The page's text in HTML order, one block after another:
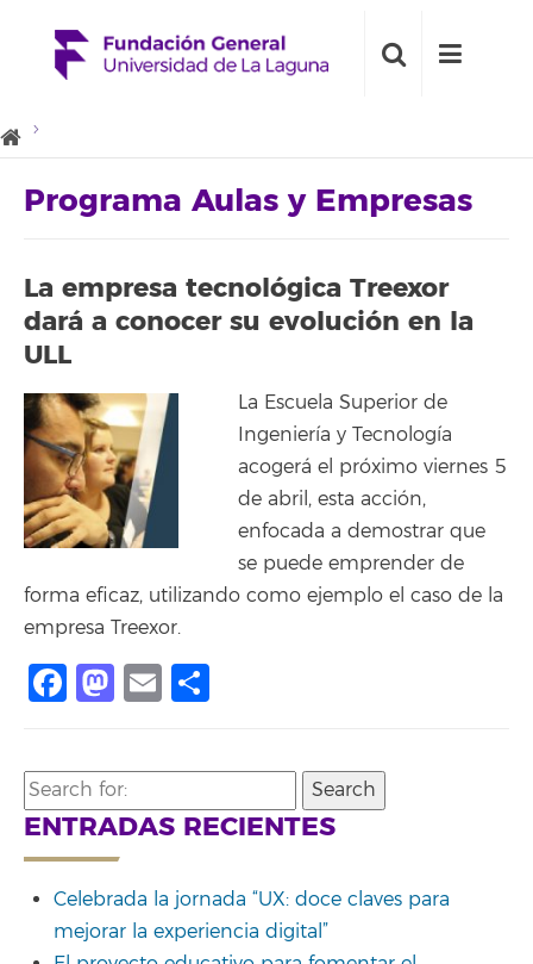
Programa Aulas y Empresas
La empresa tecnológica Treexor
dará a conocer su evolución en la
ULL
La Escuela Superior de
Ingeniería y Tecnología
acogerá el próximo viernes 5
de abril, esta acción,
enfocada a demostrar que
se puede emprender de
forma eficaz, utilizando como ejemplo el caso de la
empresa Treexor.
Facebook
Mastodon
Email
Search
for:
ENTRADAS RECIENTES
Celebrada la jornada “UX: doce claves para
mejorar la experiencia digital”